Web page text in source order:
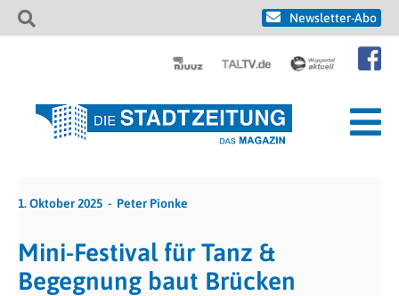
Newsletter-Abo
1. Oktober 2025 Peter Pionke
Mini-Festival für Tanz &
Begegnung baut Brücken